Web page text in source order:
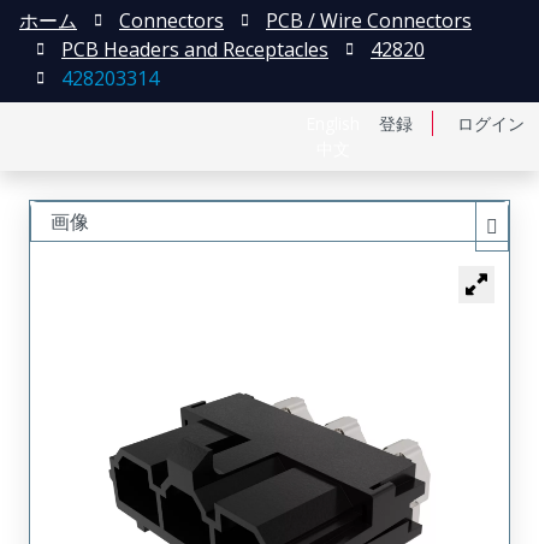
登録 ログイン
ホーム Connectors
PCB / Wire Connectors
PCB Headers and Receptacles
42820
428203314
画像